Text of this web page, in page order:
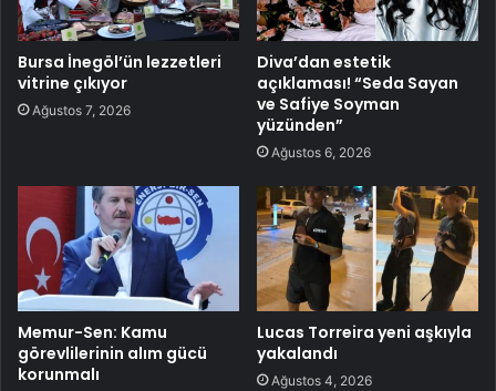
Bursa İnegöl’ün lezzetleri
vitrine çıkıyor
Ağustos 7, 2026
Diva’dan estetik
açıklaması! “Seda Sayan
ve Safiye Soyman
yüzünden”
Ağustos 6, 2026
Memur-Sen: Kamu
görevlilerinin alım gücü
korunmalı
Lucas Torreira yeni aşkıyla
yakalandı
Ağustos 4, 2026